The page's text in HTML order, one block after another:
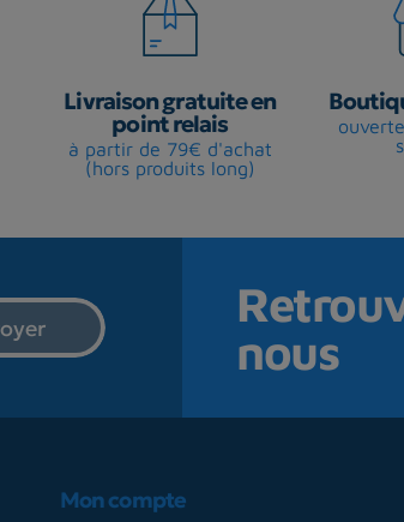
Livraison gratuite en
point relais
à partir de 79€ d'achat
(hors produits long)
nous
Mon compte